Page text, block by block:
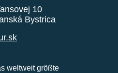
10
Bystrica
weltweit größte